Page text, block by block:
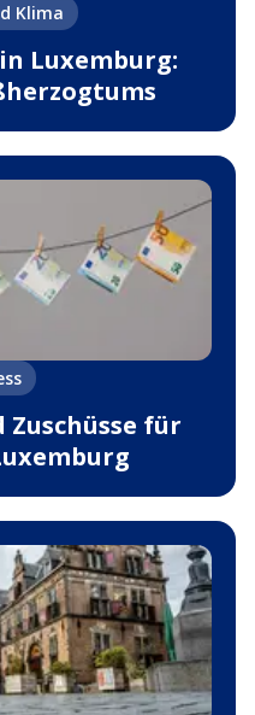
Klima
Luxemburg:
für